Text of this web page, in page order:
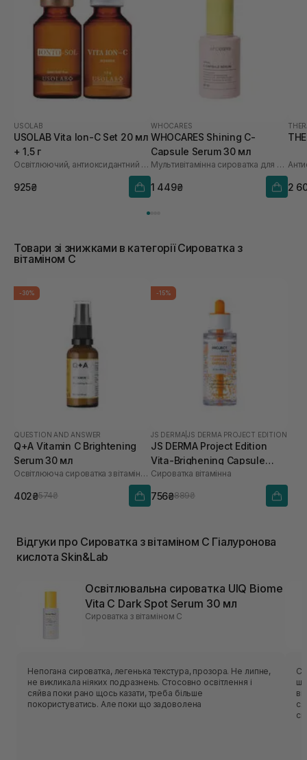
USOLAB
USOLAB Vita Ion-C Set 20 мл
+ 1,5 г
Освітлюючий, антиоксидантний та омолоджуючий набір
925₴
WHOCARES
WHOCARES Shining C-
Capsule Serum 30 мл
Мультивітамінна сироватка для обличчя з інкапсульованим вітаміном С
1 449₴ 2
Товари зі знижками в категорії Сироватка з
вітаміном С
-30%
QUESTION AND ANSWER
Q+A Vitamin C Brightening
Serum 30 мл
Освітлююча сироватка з вітаміном C
402₴574₴
-15%
JS DERMA |JS DERMA PROJECT EDITION
JS DERMA Project Edition
Vita-Brighening Capsule
Ampoule 50 мл
Сироватка вітамінна
756₴889₴
Відгуки про Сироватка з вітаміном С Гіалуронова
кислота Skin&Lab
Освітлювальна сироватка UIQ Biome
Vita C Dark Spot Serum 30 мл
Сироватка з вітаміном С
Непогана сироватка, легенька текстура, прозора. Не липне,
не викликала ніяких подразнень. Стосовно освітлення і
сяйва поки рано щось казати, треба більше
покористуватись. Але поки що задоволена